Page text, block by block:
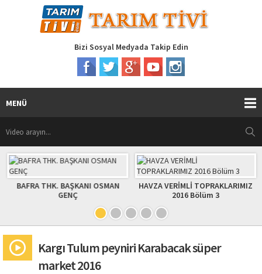
Bizi Sosyal Medyada Takip Edin
MENÜ
BAFRA THK. BAŞKANI OSMAN
GENÇ
HAVZA VERİMLİ TOPRAKLARIMIZ
2016 Bölüm 3
Kargı Tulum peyniri Karabacak süper
market 2016